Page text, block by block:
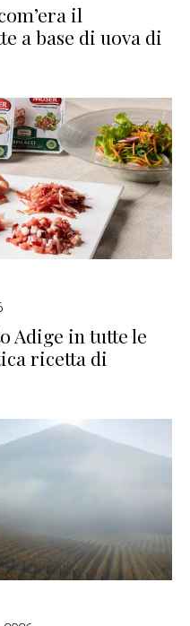
il
a base di uova di
Adige in tutte le
ricetta di